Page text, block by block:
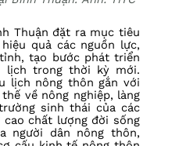
Thuận đặt ra mục tiêu
quả các nguồn lực,
tạo bước phát triển
lịch trong thời kỳ mới.
lịch nông thôn gắn với
về nông nghiệp, làng
sinh thái của các
chất lượng đời sống
người dân nông thôn,